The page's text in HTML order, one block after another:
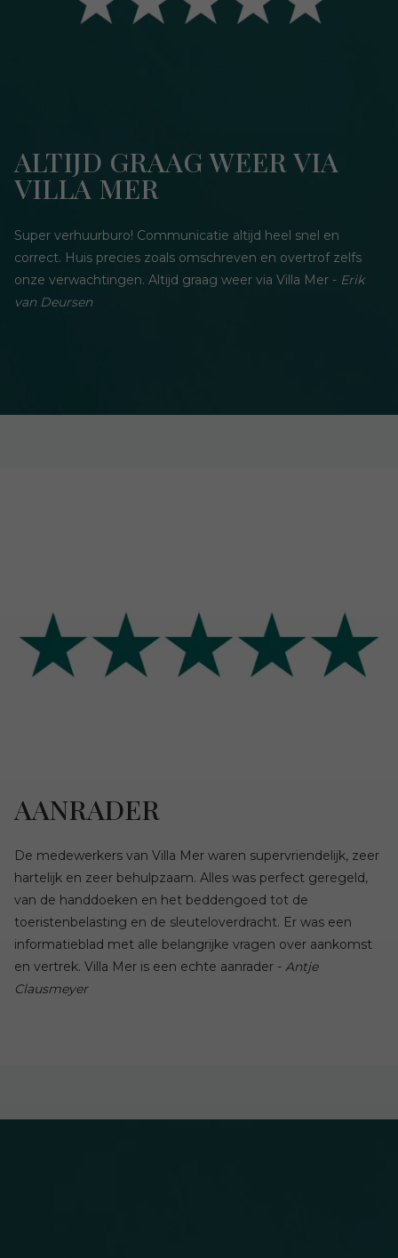
ALTIJD GRAAG WEER VIA
VILLA MER
Super verhuurburo! Communicatie altijd heel snel en
correct. Huis precies zoals omschreven en overtrof zelfs
onze verwachtingen. Altijd graag weer via Villa Mer - Erik
van Deursen
AANRADER
De medewerkers van Villa Mer waren supervriendelijk, zeer
hartelijk en zeer behulpzaam. Alles was perfect geregeld,
van de handdoeken en het beddengoed tot de
toeristenbelasting en de sleuteloverdracht. Er was een
informatieblad met alle belangrijke vragen over aankomst
en vertrek. Villa Mer is een echte aanrader - Antje
Clausmeyer